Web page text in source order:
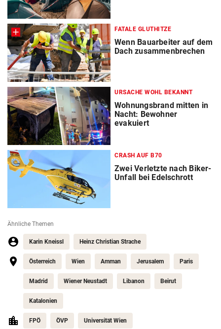
FATALE GLUTHITZE
Wenn Bauarbeiter auf dem
Dach zusammenbrechen
URSACHE WOHL BEKANNT
Wohnungsbrand mitten in
Nacht: Bewohner
evakuiert
CRASH AUF B70
Zwei Verletzte nach Biker-
Unfall bei Edelschrott
Ähnliche Themen
Karin Kneissl Heinz Christian Strache
Österreich Wien Amman Jerusalem Paris
Madrid Wiener Neustadt Libanon Beirut
Katalonien
FPÖ ÖVP Universität Wien